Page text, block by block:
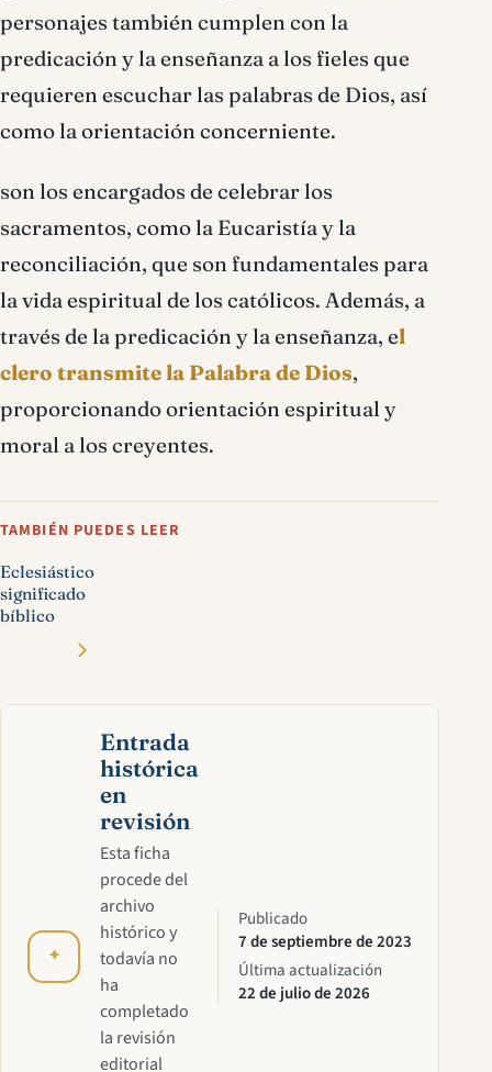
personajes también cumplen con la
predicación y la enseñanza a los fieles que
requieren escuchar las palabras de Dios, así
como la orientación concerniente.
son los encargados de celebrar los
sacramentos, como la Eucaristía y la
reconciliación, que son fundamentales para
la vida espiritual de los católicos. Además, a
través de la predicación y la enseñanza, el
clero transmite la Palabra de Dios,
proporcionando orientación espiritual y
moral a los creyentes.
TAMBIÉN PUEDES LEER
Eclesiástico
significado
bíblico
✦
Entrada
histórica
en
revisión
Esta ficha
procede del
archivo
histórico y
todavía no
ha
completado
la revisión
editorial
Publicado
7 de septiembre de 2023
Última actualización
22 de julio de 2026